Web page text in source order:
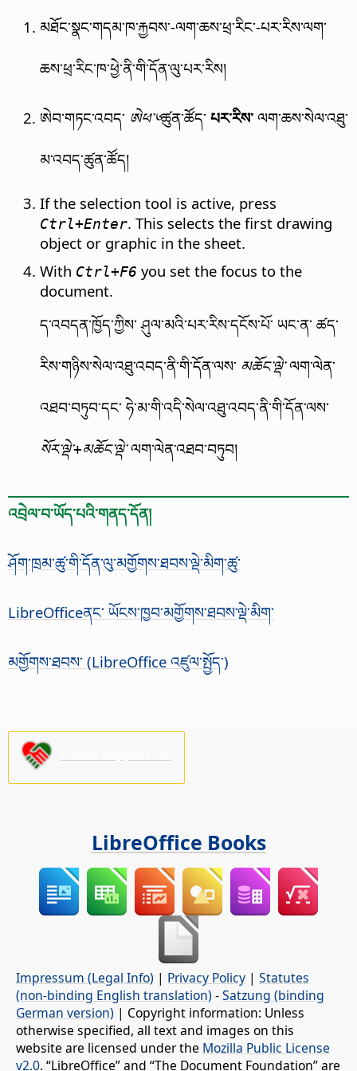
མཐོང་སྣང་གདམ་ཁ་རྐྱབས་-ལག་ཆས་ཕྲ་རིང་-པར་རིས་ལག་
ཆས་ཕྲ་རིང་ཁ་ཕྱེ་ནི་གི་དོན་ལུ་པར་རིས།
ཨེབ་གཏང་འབད་ ཨེཕ་༦ཚུན་ཚོད་ པར་རིས་ ལག་ཆས་སེལ་འཐུ་
མ་འབད་ཚུན་ཚོད།
If the selection tool is active, press
Ctrl+Enter. This selects the first drawing
object or graphic in the sheet.
With Ctrl+F6 you set the focus to the
document.
ད་འབདན་ཁྱོད་ཀྱིས་ ཤུལ་མའི་པར་རིས་དངོས་པོ་ ཡང་ན་ ཚད་
རིས་གཉིས་སེལ་འཐུ་འབད་ནི་གི་དོན་ལས་ མཆོང་ལྡེ་ལག་ལེན་
འཐབ་བཏུབ་དང་ ཧེ་མ་གི་འདི་སེལ་འཐུ་འབད་ནི་གི་དོན་ལས་
སོར་ལྡེ་+མཆོང་ལྡེ་ལག་ལེན་འཐབ་བཏུབ།
འབྲེལ་བ་ཡོད་པའི་གནད་དོན།
ཤོག་ཁྲམ་ཚུ་གི་དོན་ལུ་མགྱོགས་ཐབས་ལྡེ་མིག་ཚུ་
LibreOfficeནང་ ཡོངས་ཁྱབ་མགྱོགས་ཐབས་ལྡེ་མིག་
མགྱོགས་ཐབས་ (LibreOffice འཛུལ་སྤྱོད་)
LibreOffice Books
Impressum (Legal Info) | Privacy Policy | Statutes
(non-binding English translation) -Satzung (binding
German version) | Copyright information: Unless
otherwise specified, all text and images on this
website are licensed under the Mozilla Public License
v2.0. “LibreOffice” and “The Document Foundation” are